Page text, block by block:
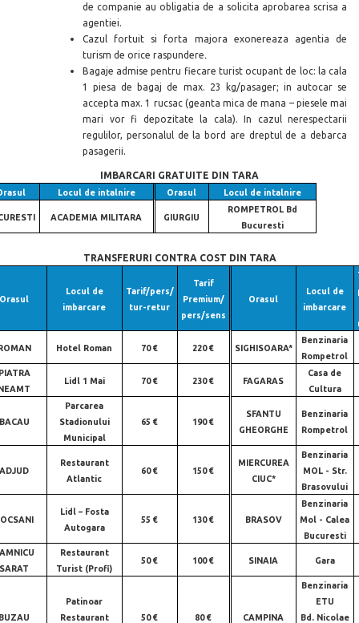
de companie au obligatia de a solicita aprobarea scrisa a
agentiei.
Cazul fortuit si forta majora exonereaza agentia de
turism de orice raspundere.
Bagaje admise pentru fiecare turist ocupant de loc: la cala
1 piesa de bagaj de max. 23 kg/pasager; in autocar se
accepta max. 1 rucsac (geanta mica de mana – piesele mai
mari vor fi depozitate la cala). In cazul nerespectarii
regulilor, personalul de la bord are dreptul de a debarca
pasagerii.
IMBARCARI GRATUITE DIN TARA
Locul de intalnire Orasul Locul de intalnire
ACADEMIA MILITARA GIURGIU
ROMPETROL Bd
Bucuresti
TRANSFERURI CONTRA COST DIN TARA
Orasul
Locul de
imbarcare
Tarif/pers/
tur-retur
Tarif
Premium/
pers/sens
Orasul
Locul de
imbarcare
Hotel Roman 70 € 220 € SIGHISOARA*
Benzinaria
Rompetrol
Lidl 1 Mai 70 € 230 € FAGARAS
Casa de
Cultura
Parcarea
Stadionului
Municipal
65 € 190 €
SFANTU
GHEORGHE
Benzinaria
Rompetrol
ADJUD
Restaurant
Atlantic
60 € 150 €
MIERCUREA
CIUC*
Benzinaria
MOL - Str.
Brasovului
Lidl – Fosta
Autogara
55 € 130 € BRASOV
Benzinaria
Mol - Calea
Bucuresti
SARAT
Restaurant
Turist (Profi)
50 € 100 € SINAIA Gara
Patinoar
Restaurant
50 € 80 € CAMPINA
Benzinaria
ETU
Bd. Nicolae